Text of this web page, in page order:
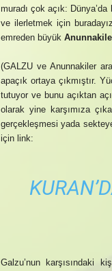
muradı çok açık: Dünya’da
ve ilerletmek için
emreden büyük
(GALZU ve Anunnakiler
apaçık ortaya çıkmıştır.
tutuyor ve bunu açıktan
olarak yine karşımıza
gerçekleşmesi yada
için link:
Galzu’nun